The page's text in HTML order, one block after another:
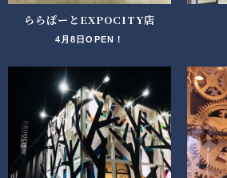
ららぽーとEXPOCITY店
4月8日OPEN！